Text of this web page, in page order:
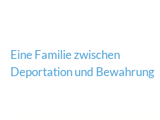
Beitragsnavigation
Eine Familie zwischen
Deportation und Bewahrung